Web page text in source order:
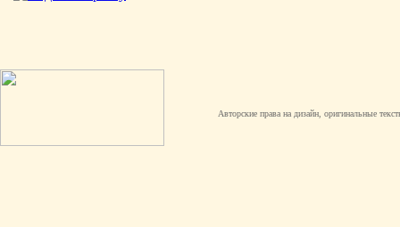
Авторские права на дизайн, оригинальные